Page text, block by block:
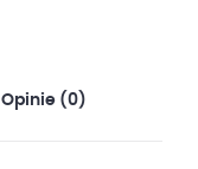
Opinie (0)